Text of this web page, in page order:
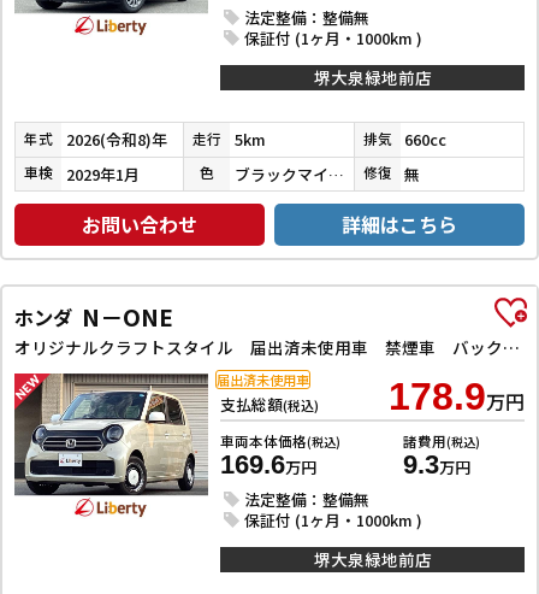
法定整備：整備無
保証付 (1ヶ月・1000km )
堺大泉緑地前店
年式 2026(令和8)年 走行 5km 排気 660cc
車検 2029年1月 色 ブラックマイカメタリック 修復 無
お問い合わせ 詳細はこちら
ホンダ N－ONE
オリジナルクラフトスタイル 届出済未使用車 禁煙車 バックカメラ クリアランスソナー オートクルーズコントロール レーンアシスト オートライト スマートキー アイドリングストップ シートヒーター チップアップシート
支払総額(税込) 178.9万円
車両本体価格(税込)
169.6万円
諸費用(税込)
9.3万円
法定整備：整備無
保証付 (1ヶ月・1000km )
届出済未使用車
堺大泉緑地前店